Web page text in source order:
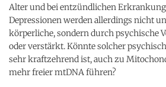
Alter und bei entzündlichen
Depressionen werden allerdings nicht
körperliche, sondern durch psychische
oder verstärkt. Könnte solcher
sehr kraftzehrend ist, auch zu
mehr freier mtDNA führen?